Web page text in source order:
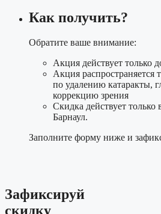
Как получить?
Обратите ваше внимание:
Акция действует только
Акция распространяется
по удалению катаракты,
коррекцию зрения
Скидка действует только
Барнаул.
Заполните форму ниже и
Зафиксируй
скидку